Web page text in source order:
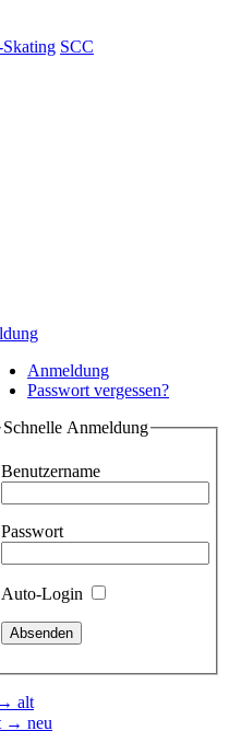
SCC
Anmeldung
Passwort vergessen?
Schnelle Anmeldung
Benutzername
Passwort
Auto-Login
alt
→ neu